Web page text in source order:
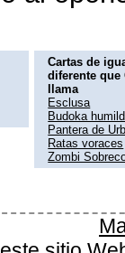
Cartas de
diferente que
llama
Esclusa
Budoka
Pantera de
Ratas voraces
Zombi